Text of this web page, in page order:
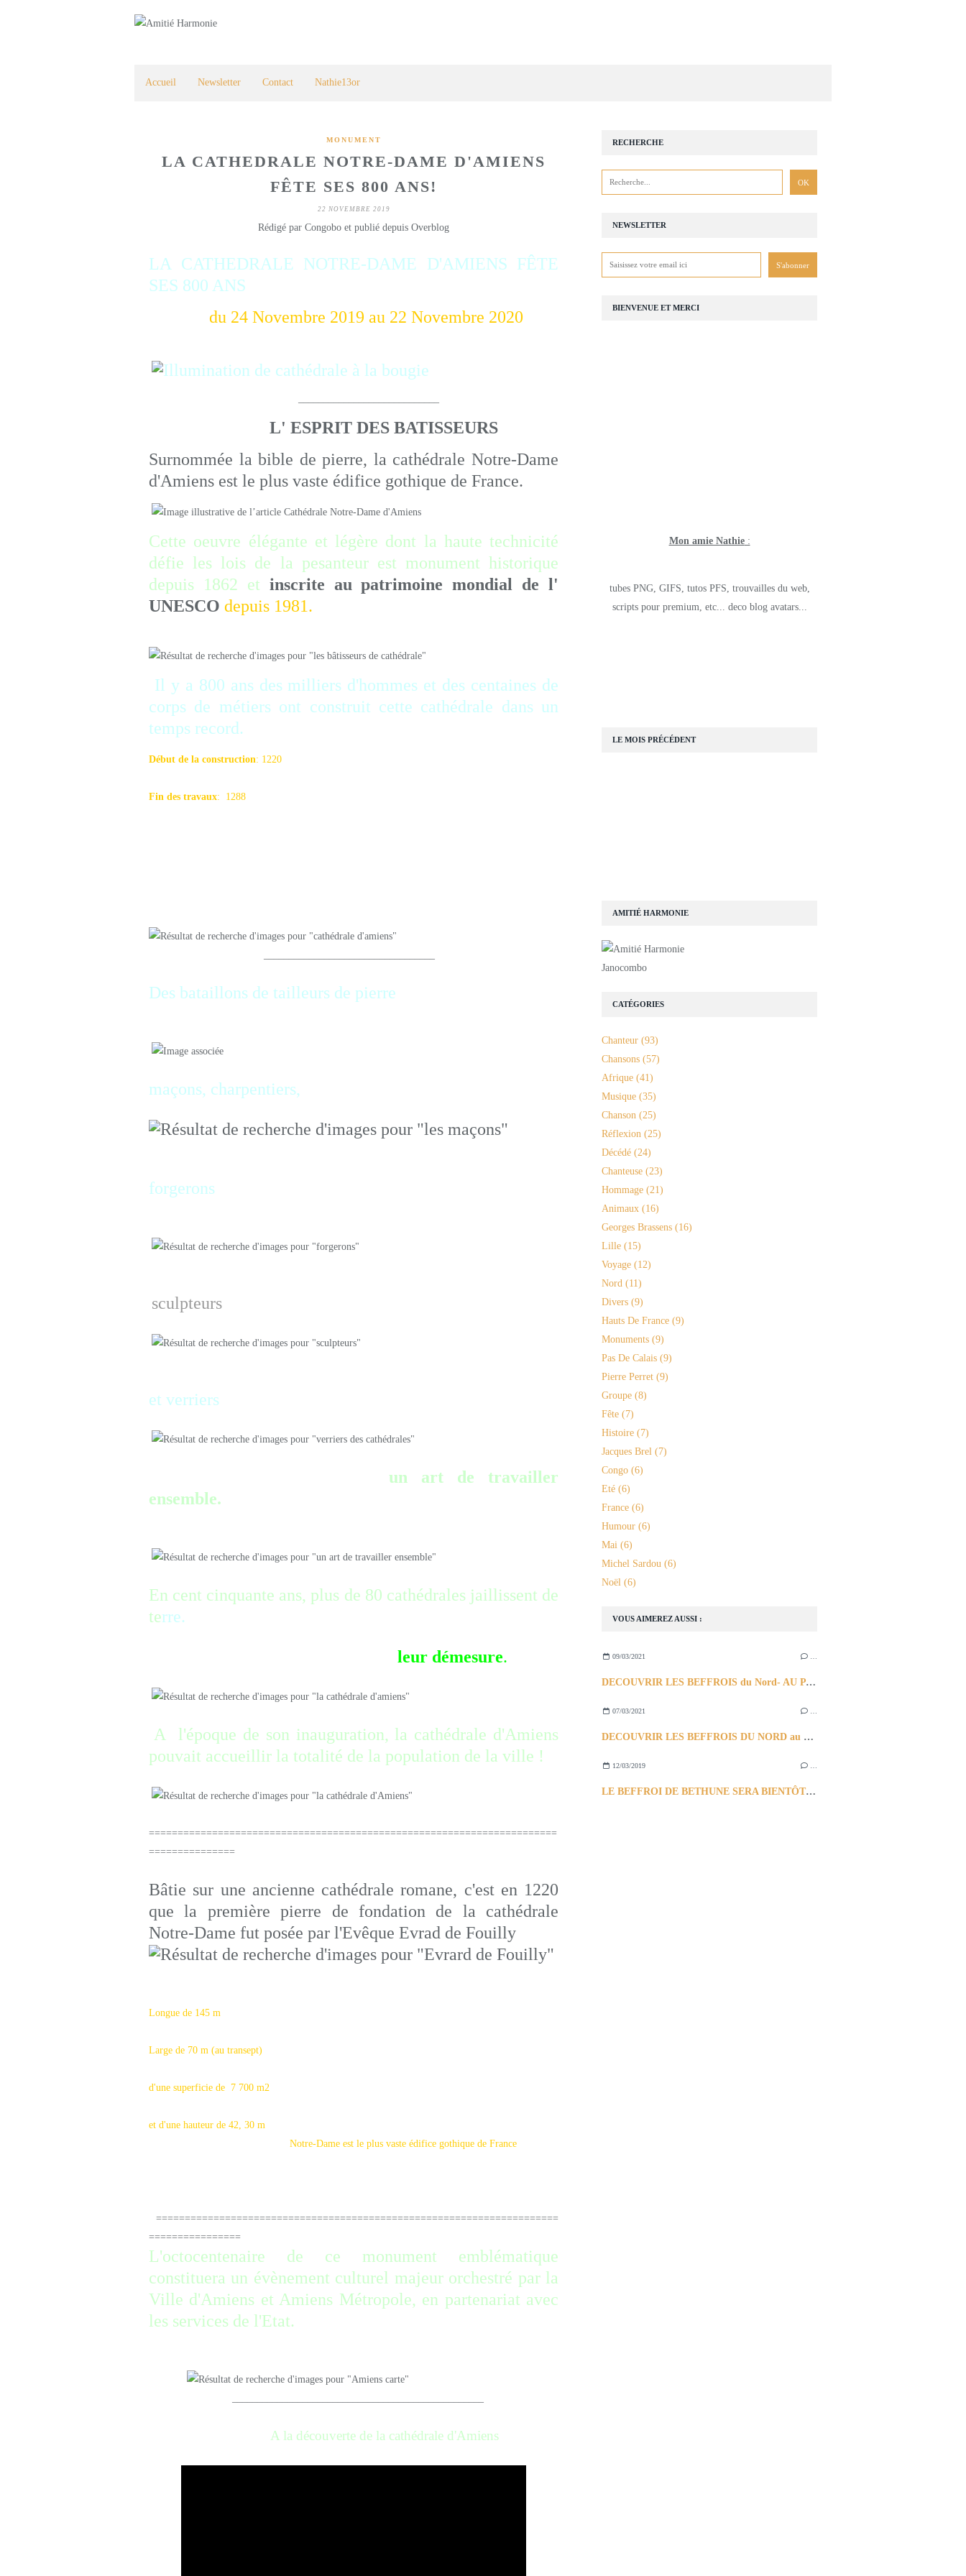
Accueil Newsletter Contact Nathie13or
MONUMENT
LA CATHEDRALE NOTRE-DAME D'AMIENS
FÊTE SES 800 ANS!
22 NOVEMBRE 2019
Rédigé par Congobo et publié depuis Overblog
LA CATHEDRALE NOTRE-DAME D'AMIENS FÊTE
SES 800 ANS
du 24 Novembre 2019 au 22 Novembre 2020
L' ESPRIT DES BATISSEURS
Surnommée la bible de pierre, la cathédrale Notre-Dame
d'Amiens est le plus vaste édifice gothique de France.
Cette oeuvre élégante et légère dont la haute technicité
défie les lois de la pesanteur est monument historique
depuis 1862 et inscrite au patrimoine mondial de l'
UNESCO depuis 1981.
Il y a 800 ans des milliers d'hommes et des centaines de
corps de métiers ont construit cette cathédrale dans un
temps record.
Début de la construction‎: 1220
Fin des travaux‎: 1288
Des bataillons de tailleurs de pierre
maçons, charpentiers,
forgerons
sculpteurs
et verriers
un art de
travailler
ensemble.
En cent cinquante ans, plus de 80 cathédrales jaillissent de
terre.
leur démesure.
A l'époque de son inauguration, la cathédrale d'Amiens
pouvait accueillir la totalité de la population de la ville !
=======================================================================
===============
Bâtie sur une ancienne cathédrale romane, c'est en 1220
que la première pierre de fondation de la cathédrale
Notre-Dame fut posée par l'Evêque Evrad de Fouilly
Longue de 145 m
Large de 70 m (au transept)
d'une superficie de 7 700 m2
et d'une hauteur de 42, 30 m
Notre-Dame est le plus vaste édifice gothique de France
======================================================================
================
L'octocentenaire de ce monument emblématique
constituera un évènement culturel majeur orchestré par la
Ville d'Amiens et Amiens Métropole, en partenariat avec
les services de l'Etat.
A la découverte de la cathédrale d'Amiens
NEWSLETTER
RECHERCHE
AMITIÉ HARMONIE
Janocombo
VOUS AIMEREZ AUSSI :
09/03/2021
DECOUVRIR LES BEFFROIS du Nord- AU PAS-de-CALAIS ( LES BEFFROIS du Pas-de-Calais)
07/03/2021
DECOUVRIR LES BEFFROIS DU NORD au PAS-de-CALAIS -LE NORD-2ème Partie: de DOUAI à Gravelines
12/03/2019
LE BEFFROI DE BETHUNE SERA BIENTÔT RENOVE
CATÉGORIES
Chanteur (93)
Chansons (57)
Afrique (41)
Musique (35)
Chanson (25)
Réflexion (25)
Décédé (24)
Chanteuse (23)
Hommage (21)
Animaux (16)
Georges Brassens (16)
Lille (15)
Voyage (12)
Nord (11)
Divers (9)
Hauts De France (9)
Monuments (9)
Pas De Calais (9)
Pierre Perret (9)
Groupe (8)
Fête (7)
Histoire (7)
Jacques Brel (7)
Congo (6)
Eté (6)
France (6)
Humour (6)
Mai (6)
Michel Sardou (6)
Noël (6)
LE MOIS PRÉCÉDENT
BIENVENUE ET MERCI
Mon amie Nathie:
tubes PNG, GIFS, tutos PFS, trouvailles du web,
scripts pour premium, etc... deco blog avatars...